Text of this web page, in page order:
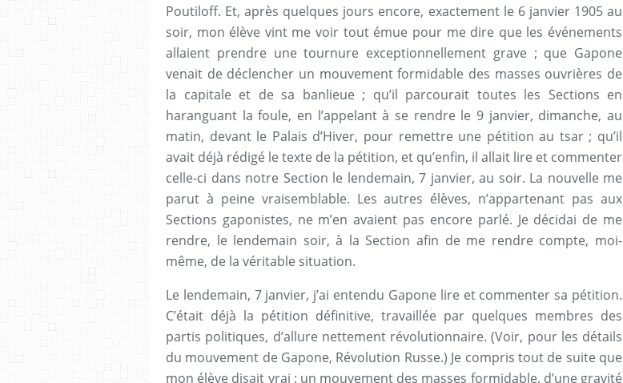
Poutiloff. Et, après quelques jours encore, exactement le 6 janvier 1905 au
soir, mon élève vint me voir tout émue pour me dire que les événements
allaient prendre une tournure exceptionnellement grave ; que Gapone
venait de déclencher un mouvement formidable des masses ouvrières de
la capitale et de sa banlieue ; qu’il parcourait toutes les Sections en
haranguant la foule, en l’appelant à se rendre le 9 janvier, dimanche, au
matin, devant le Palais d’Hiver, pour remettre une pétition au tsar ; qu’il
avait déjà rédigé le texte de la pétition, et qu’enfin, il allait lire et commenter
celle-ci dans notre Section le lendemain, 7 janvier, au soir. La nouvelle me
parut à peine vraisemblable. Les autres élèves, n’appartenant pas aux
Sections gaponistes, ne m’en avaient pas encore parlé. Je décidai de me
rendre, le lendemain soir, à la Section afin de me rendre compte, moi-
même, de la véritable situation.
Le lendemain, 7 janvier, j’ai entendu Gapone lire et commenter sa pétition.
C’était déjà la pétition définitive, travaillée par quelques membres des
partis politiques, d’allure nettement révolutionnaire. (Voir, pour les détails
du mouvement de Gapone, Révolution Russe.) Je compris tout de suite que
mon élève disait vrai : un mouvement des masses formidable, d’une gravité